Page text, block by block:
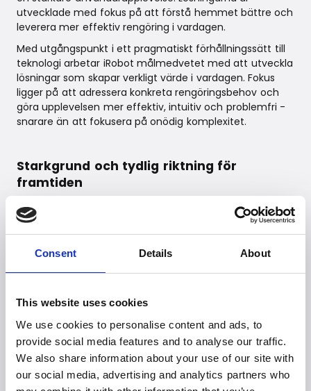
Consent Details About
This website uses cookies
We use cookies to personalise content and ads, to
provide social media features and to analyse our traffic.
We also share information about your use of our site with
our social media, advertising and analytics partners who
utvecklade med fokus på att förstå hemmet bättre och
leverera mer effektiv rengöring i vardagen.
Med utgångspunkt i ett pragmatiskt förhållningssätt till
teknologi arbetar iRobot målmedvetet med att utveckla
lösningar som skapar verkligt värde i vardagen. Fokus
ligger på att adressera konkreta rengöringsbehov och
göra upplevelsen mer effektiv, intuitiv och problemfri -
snarare än att fokusera på onödig komplexitet.
Starkgrund och tydlig riktning för
framtiden
iRobots återkomst sker mot bakgrund av en stärkt
ekonomi och en ny, stabil ägarstruktur som stödjer
företagets långsiktiga ambitioner. Det ger en solid grund
för fortsatt innovation, hög kvalitet och utveckling av
över.
För kunder och samarbetspartners i Central- och
produkter genom etablerade kanaler och med samma
höga fokus på kvalitet, service och tillförlitlighet.
“Vi ser en tydlig förstärkning av iRobots position - både
globalt och i Central- och Nordeuropa. Det skapar